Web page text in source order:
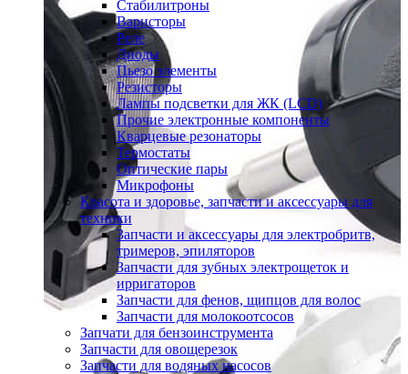
Стабилитроны
Варисторы
Реле
Диоды
Пьезо элементы
Резисторы
Лампы подсветки для ЖК (LCD)
Прочие электронные компоненты
Кварцевые резонаторы
Термостаты
Оптические пары
Микрофоны
Красота и здоровье, запчасти и аксессуары для
техники
Запчасти и аксессуары для электробритв,
тримеров, эпиляторов
Запчасти для зубных электрощеток и
ирригаторов
Запчасти для фенов, щипцов для волос
Запчасти для молокоотсосов
Запчати для бензоинструмента
Запчасти для овощерезок
Запчасти для водяных насосов